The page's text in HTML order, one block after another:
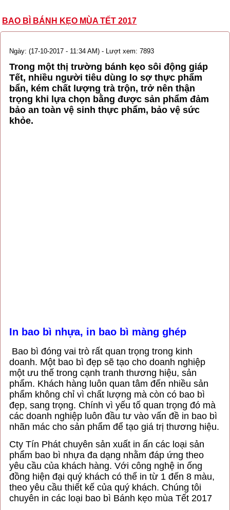
BAO BÌ BÁNH KẸO MÙA TẾT 2017
Ngày: (17-10-2017 - 11:34 AM) - Lượt xem: 7893
Trong một thị trường bánh kẹo sôi động giáp
Tết, nhiều người tiêu dùng lo sợ thực phẩm
bẩn, kém chất lượng trà trộn, trở nên thận
trọng khi lựa chọn bằng được sản phẩm đảm
bảo an toàn vệ sinh thực phẩm, bảo vệ sức
khỏe.
In bao bì nhựa, in bao bì màng ghép
Bao bì đóng vai trò rất quan trọng trong kinh
doanh. Một bao bì đẹp sẽ tạo cho doanh nghiệp
một ưu thế trong cạnh tranh thương hiệu, sản
phẩm. Khách hàng luôn quan tâm đến nhiều sản
phẩm không chỉ vì chất lượng mà còn có bao bì
đẹp, sang trọng. Chính vì yếu tố quan trọng đó mà
các doanh nghiệp luôn đầu tư vào vấn đề in bao bì
nhãn mác cho sản phẩm để tạo giá trị thương hiệu.
Cty Tín Phát chuyên sản xuất in ấn các loại sản
phẩm bao bì nhựa đa dạng nhằm đáp ứng theo
yêu cầu của khách hàng. Với công nghệ in ống
đồng hiện đại quý khách có thể in từ 1 đến 8 màu,
theo yêu cầu thiết kế của quý khách. Chúng tôi
chuyên in các loại bao bì Bánh kẹo mùa Tết 2017